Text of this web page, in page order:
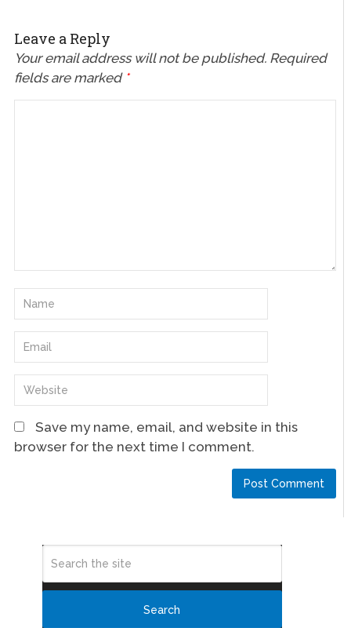
Leave a Reply
Your email address will not be published. Required
fields are marked *
Save my name, email, and website in this
browser for the next time I comment.